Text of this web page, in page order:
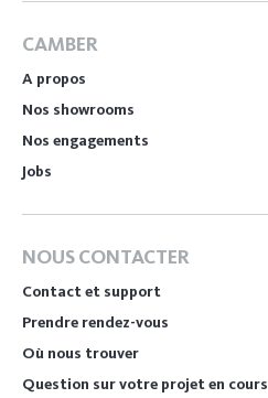
CAMBER
A propos
Nos showrooms
Nos engagements
Jobs
NOUS CONTACTER
Contact et support
Prendre rendez-vous
Où nous trouver
Question sur votre projet en cours